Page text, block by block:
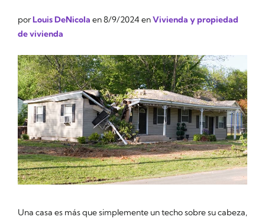
porLouis DeNicola en8/9/2024 enVivienda y propiedad
de vivienda
Una casa es más que simplemente un techo sobre su cabeza,